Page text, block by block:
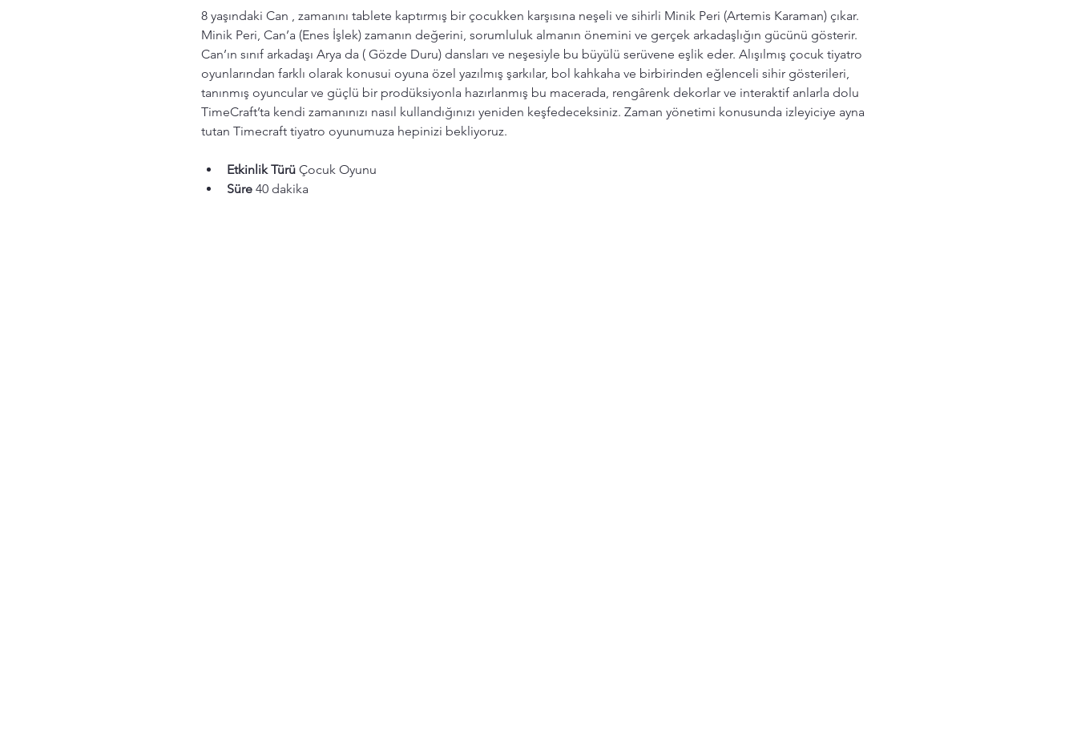
8 yaşındaki Can , zamanını tablete kaptırmış bir çocukken karşısına neşeli ve sihirli Minik Peri (Artemis Karaman) çıkar.
Minik Peri, Can’a (Enes İşlek) zamanın değerini, sorumluluk almanın önemini ve gerçek arkadaşlığın gücünü gösterir.
Can’ın sınıf arkadaşı Arya da ( Gözde Duru) dansları ve neşesiyle bu büyülü serüvene eşlik eder. Alışılmış çocuk tiyatro
oyunlarından farklı olarak konusui oyuna özel yazılmış şarkılar, bol kahkaha ve birbirinden eğlenceli sihir gösterileri,
tanınmış oyuncular ve güçlü bir prodüksiyonla hazırlanmış bu macerada, rengârenk dekorlar ve interaktif anlarla dolu
TimeCraft’ta kendi zamanınızı nasıl kullandığınızı yeniden keşfedeceksiniz. Zaman yönetimi konusunda izleyiciye ayna
tutan Timecraft tiyatro oyunumuza hepinizi bekliyoruz.
Etkinlik Türü Çocuk Oyunu
Süre 40 dakika